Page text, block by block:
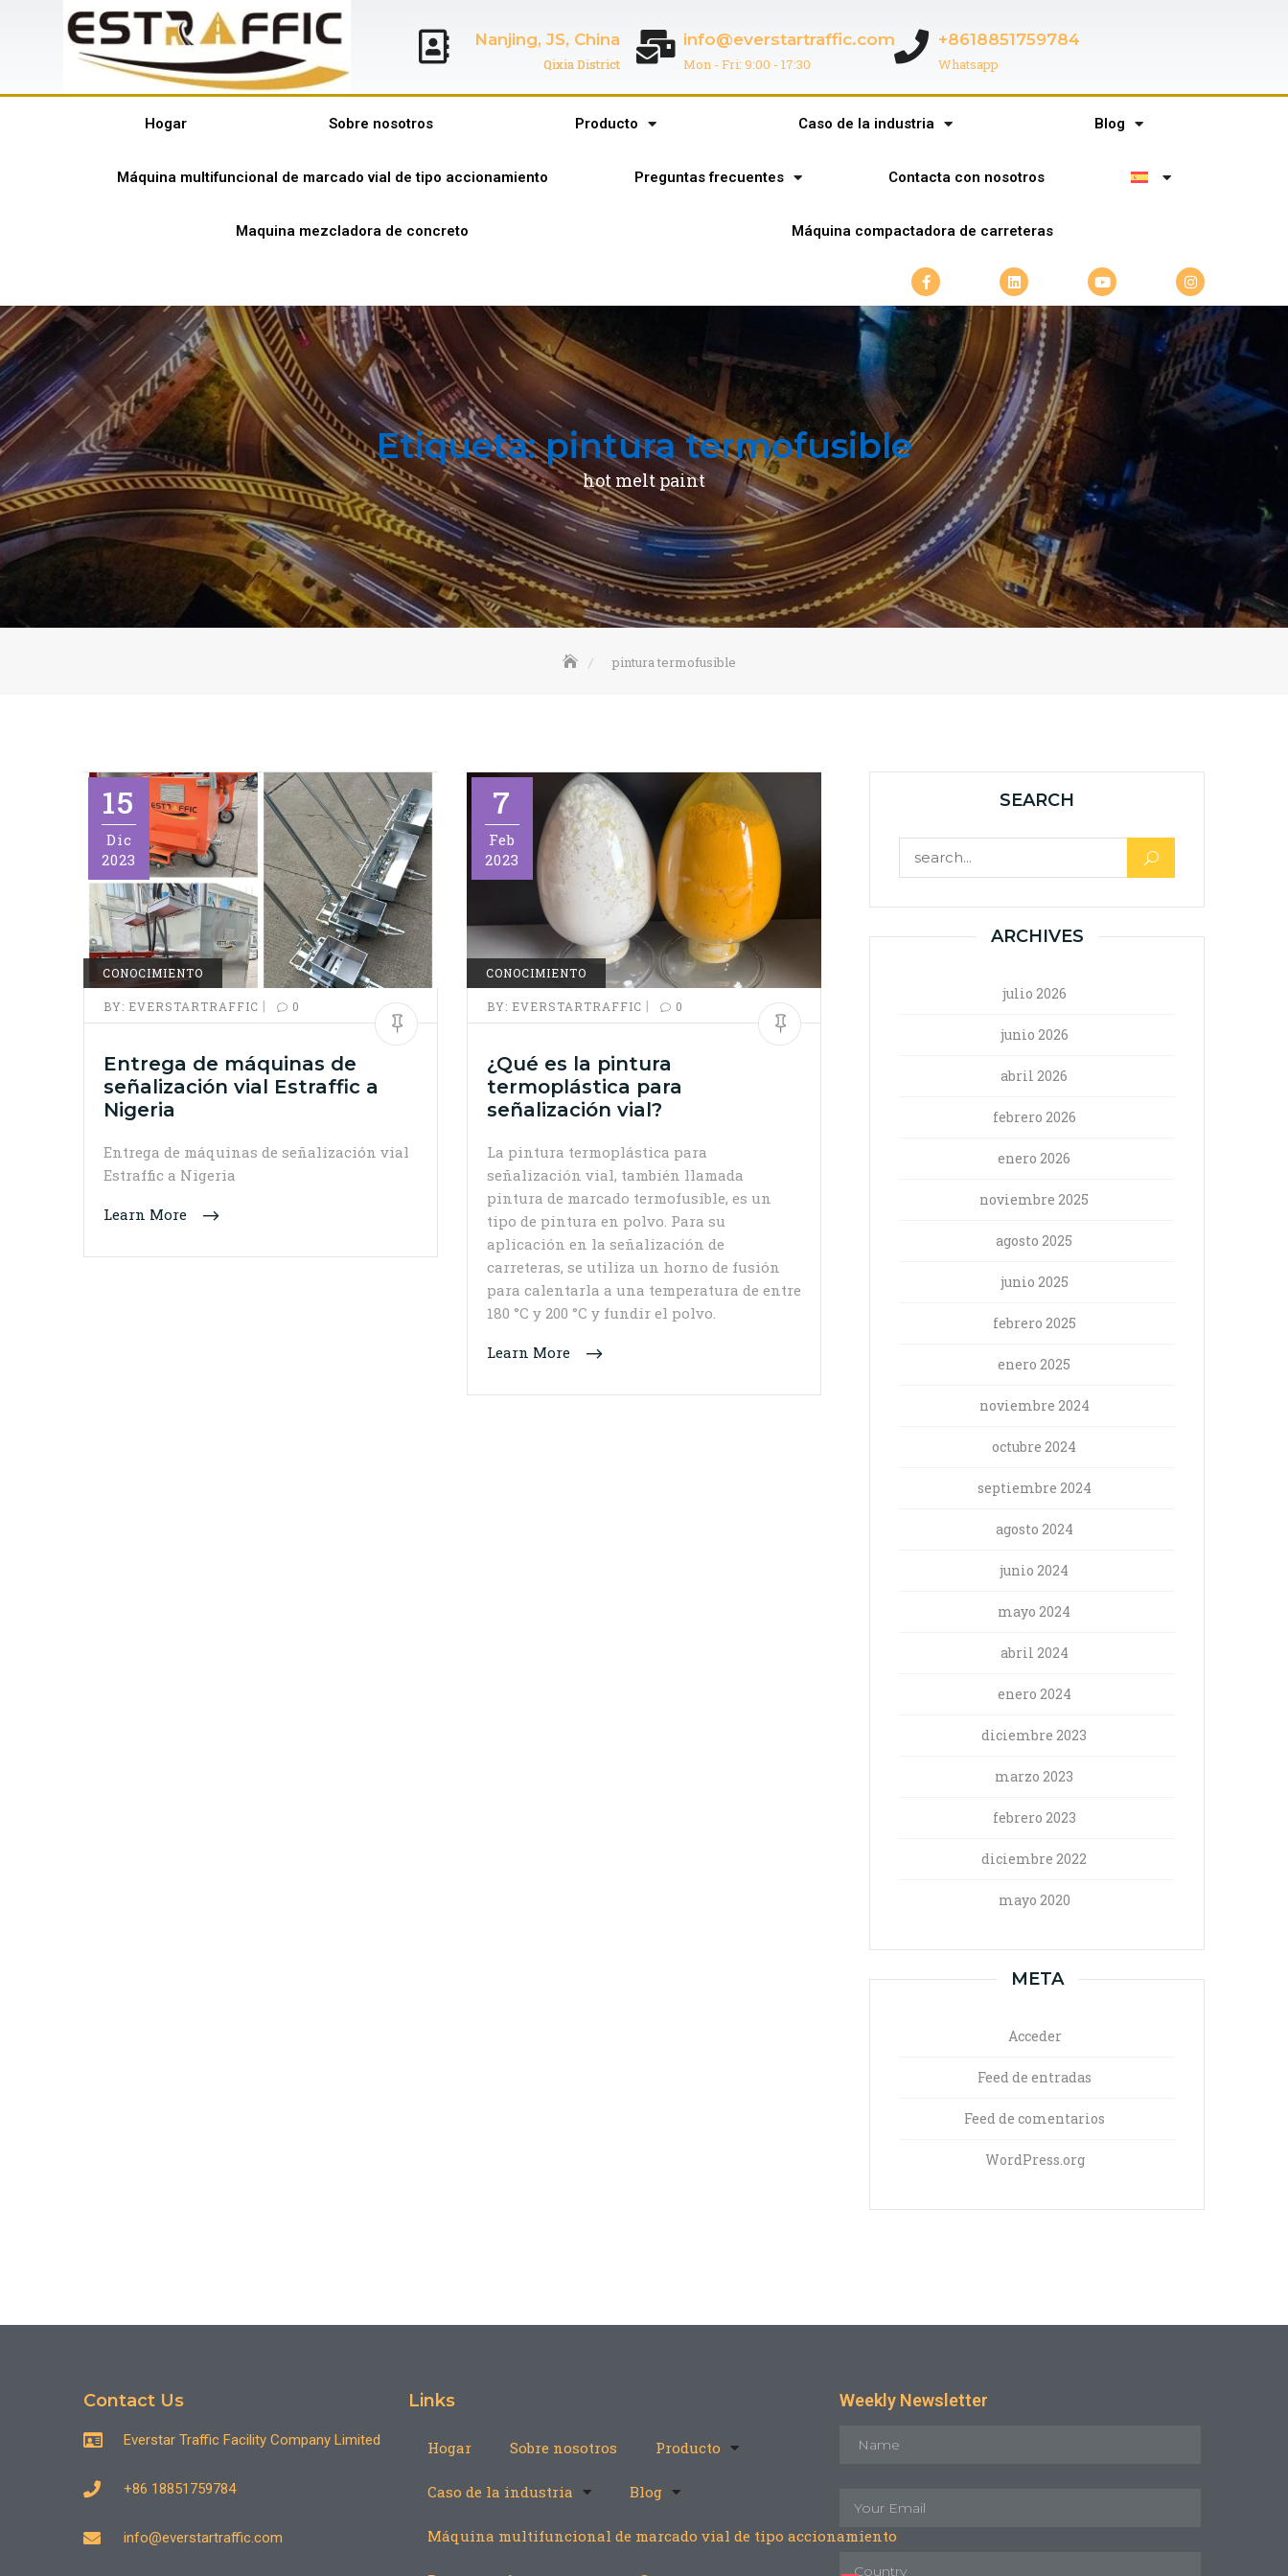
Nanjing, JS, China
Qixia District
info@everstartraffic.com
Mon - Fri: 9:00 - 17:30
+8618851759784
Whatsapp
Hogar Sobre nosotros Producto Caso de la industria Blog
Máquina multifuncional de marcado vial de tipo accionamiento Preguntas frecuentes Contacta con nosotros
Maquina mezcladora de concreto Máquina compactadora de carreteras
Etiqueta:pintura termofusible
hot melt paint
pintura termofusible
15
Dic
2023
CONOCIMIENTO
BY: EVERSTARTRAFFIC | 0
Entrega de máquinas de
señalización vial Estraffic a
Nigeria
Entrega de máquinas de señalización vial
Estraffic a Nigeria
Learn More
7
Feb
2023
CONOCIMIENTO
BY: EVERSTARTRAFFIC | 0
¿Qué es la pintura
termoplástica para
señalización vial?
La pintura termoplástica para
señalización vial, también llamada
pintura de marcado termofusible, es un
tipo de pintura en polvo. Para su
aplicación en la señalización de
carreteras, se utiliza un horno de fusión
para calentarla a una temperatura de entre
180 °C y 200 °C y fundir el polvo.
Learn More
SEARCH
ARCHIVES
julio 2026
junio 2026
abril 2026
febrero 2026
enero 2026
noviembre 2025
agosto 2025
junio 2025
febrero 2025
enero 2025
noviembre 2024
octubre 2024
septiembre 2024
agosto 2024
junio 2024
mayo 2024
abril 2024
enero 2024
diciembre 2023
marzo 2023
febrero 2023
diciembre 2022
mayo 2020
META
Acceder
Feed de entradas
Feed de comentarios
WordPress.org
Contact Us
Everstar Traffic Facility Company Limited
+86 18851759784
info@everstartraffic.com
Links
Hogar Sobre nosotros Producto
Caso de la industria Blog
Máquina multifuncional de marcado vial de tipo accionamiento
Weekly Newsletter